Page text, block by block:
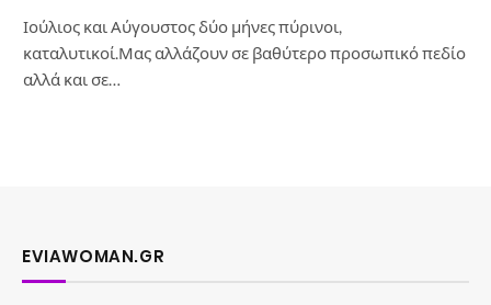
Ιούλιος και Αύγουστος δύο μήνες πύρινοι,
καταλυτικοί.Μας αλλάζουν σε βαθύτερο προσωπικό πεδίο
αλλά και σε…
EVIAWOMAN.GR